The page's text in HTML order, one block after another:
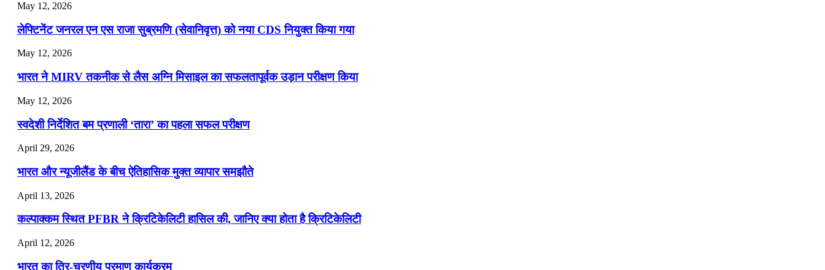
May 12, 2026
लेफ्टिनेंट जनरल एन एस राजा सुब्रमणि (सेवानिवृत्त) को नया CDS नियुक्त किया गया
May 12, 2026
भारत ने MIRV तकनीक से लैस अग्नि मिसाइल का सफलतापूर्वक उड़ान परीक्षण किया
May 12, 2026
स्वदेशी निर्देशित बम प्रणाली ‘तारा’ का पहला सफल परीक्षण
April 29, 2026
भारत और न्यूजीलैंड के बीच ऐतिहासिक मुक्त व्यापार समझौते
April 13, 2026
कल्पाक्कम स्थित PFBR ने क्रिटिकेलिटी हासिल की, जानिए क्या होता है क्रिटिकेलिटी
April 12, 2026
भारत का त्रि-चरणीय परमाणु कार्यक्रम